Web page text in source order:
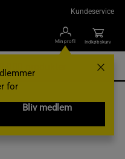
Kundeservice
Min profil
for
Bliv medlem
Indkøbskurv
g